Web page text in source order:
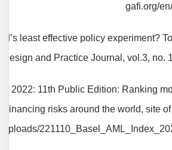
gafi.org/
least effective policy experiment?
Design and Practice Journal, vol.3, no.
2022: 11th Public Edition: Ranking
financing risks around the world, site